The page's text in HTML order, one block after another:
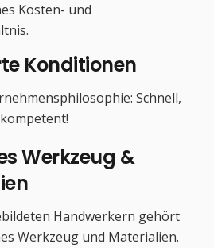
Kosten- und
Konditionen
Schnell,
Werkzeug &
Handwerkern gehört
Werkzeug und Materialien.